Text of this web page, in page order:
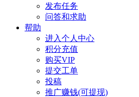
发布任务
问答和求助
帮助
进入个人中心
积分充值
购买VIP
提交工单
投稿
推广赚钱(可提现)